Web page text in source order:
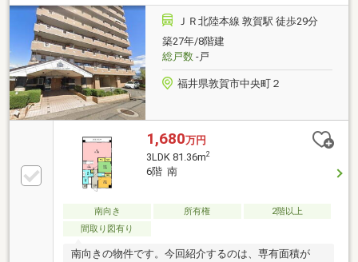
ＪＲ北陸本線 敦賀駅 徒歩29分
築27年/8階建
総戸数-戸
福井県敦賀市中央町２
1,680万円
3LDK 81.36m2
6階 南
南向き 所有権
2階以上
間取り図有り
南向きの物件です。今回紹介するのは、専有面積が